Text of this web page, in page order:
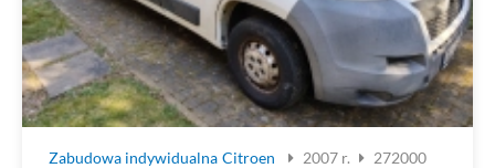
Zabudowa indywidualna Citroen 2007 r.
272000